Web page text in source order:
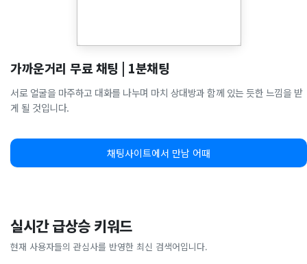
가까운거리 무료 채팅 | 1분채팅
서로 얼굴을 마주하고 대화를 나누며 마치 상대방과 함께 있는 듯한 느낌을 받
게 될 것입니다.
채팅사이트에서 만남 어때
실시간 급상승 키워드
현재 사용자들의 관심사를 반영한 최신 검색어입니다.